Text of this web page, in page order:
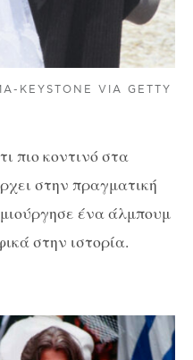
KEYSTONE VIA GETTY
πιο κοντινό στα
στην πραγματική
ένα άλμπουμ
στην ιστορία.